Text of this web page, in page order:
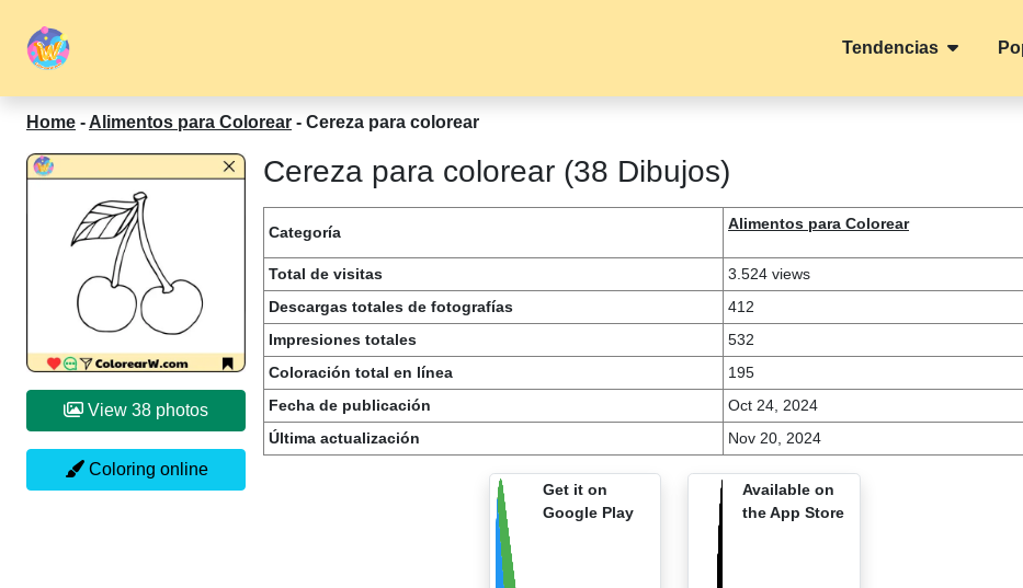
Tendencias
Home - Alimentos para Colorear - Cereza para colorear
View 38 photos
Coloring online
Cereza para colorear (38 Dibujos)
Categoría Alimentos para Colorear
Total de visitas
3.524 views
Descargas totales de fotografías
412
Impresiones totales
532
Coloración total en línea
195
Fecha de publicación
Oct 24, 2024
Última actualización
Nov 20, 2024
Get it on
Google Play
Available on
the App Store